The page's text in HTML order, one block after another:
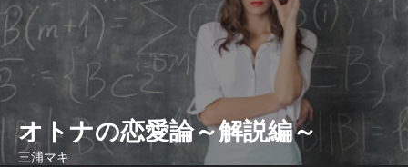
オトナの恋愛論～解説編～
三浦マキ